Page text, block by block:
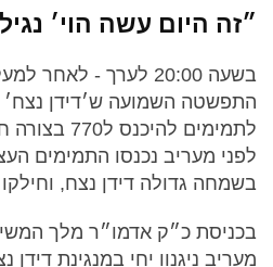
״זה היום עשה הוי׳
התפשטה השמועה ש׳דידן
לתמימים
בשמחה גדולה דידן נצח,
בכניסת כ״ק אדמו״ר מלך
מעריב ניגנוו יחי במנגינת